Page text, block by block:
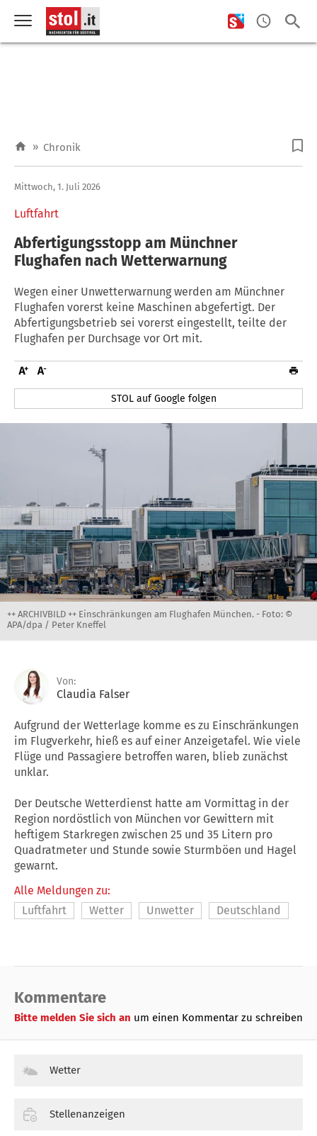
» Chronik
Luftfahrt
Mittwoch, 1. Juli 2026
Abfertigungsstopp am Münchner
Flughafen nach Wetterwarnung
Wegen einer Unwetterwarnung werden am Münchner
Flughafen vorerst keine Maschinen abgefertigt. Der
Abfertigungsbetrieb sei vorerst eingestellt, teilte der
Flughafen per Durchsage vor Ort mit.
STOL auf Google folgen
++ ARCHIVBILD ++ Einschränkungen am Flughafen München. - Foto: ©
APA/dpa / Peter Kneffel
Von:
Claudia Falser
Aufgrund der Wetterlage komme es zu Einschränkungen
im Flugverkehr, hieß es auf einer Anzeigetafel. Wie viele
Flüge und Passagiere betroffen waren, blieb zunächst
unklar.
Der Deutsche Wetterdienst hatte am Vormittag in der
Region nordöstlich von München vor Gewittern mit
heftigem Starkregen zwischen 25 und 35 Litern pro
Quadratmeter und Stunde sowie Sturmböen und Hagel
gewarnt.
Alle Meldungen zu:
Luftfahrt
Wetter Unwetter Deutschland
Kommentare
Bitte melden Sie sich an um einen Kommentar zu schreiben
Wetter
Stellenanzeigen